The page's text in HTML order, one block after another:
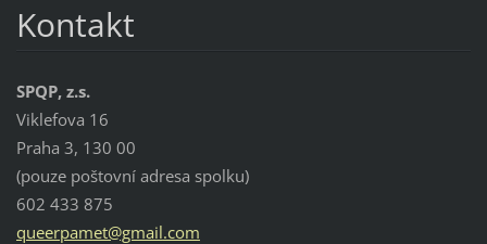
Kontakt
SPQP, z.s.
Viklefova 16
Praha 3, 130 00
(pouze poštovní adresa spolku)
602 433 875
queerpamet@gmail.com